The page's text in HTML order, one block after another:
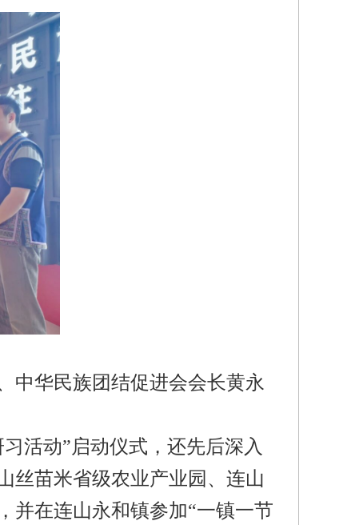
中华民族团结促进会会长黄永
活动”启动仪式，还先后深入
丝苗米省级农业产业园、连山
并在连山永和镇参加“一镇一节